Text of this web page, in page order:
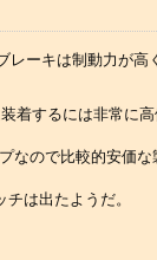
ーキは制動力が
着するには非常に
ので比較的安価な
は出たようだ。